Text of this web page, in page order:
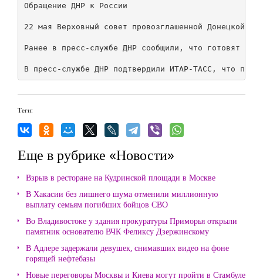
Обращение ДНР к России
22 мая Верховный совет провозглашенной Донецкой
Ранее в пресс-службе ДНР сообщили, что готовят
Теги:
Еще в рубрике «Новости»
Взрыв в ресторане на Кудринской площади в Москве
В Хакасии без лишнего шума отменили миллионную
выплату семьям погибших бойцов СВО
Во Владивостоке у здания прокуратуры Приморья открыли
памятник основателю ВЧК Феликсу Дзержинскому
В Адлере задержали девушек, снимавших видео на фоне
горящей нефтебазы
Новые переговоры Москвы и Киева могут пройти в Стамбуле